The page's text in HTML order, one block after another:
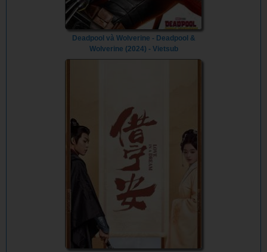
Deadpool và Wolverine - Deadpool &
Wolverine (2024) - Vietsub